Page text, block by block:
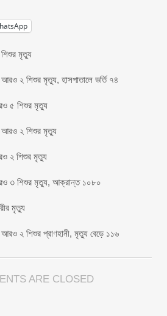
মৃত্যু
আরও ২ শিশুর মৃত্যু, হাসপাতালে ভর্তি ৭৪
৫ শিশুর মৃত্যু
আরও ২ শিশুর মৃত্যু
২ শিশুর মৃত্যু
৩ শিশুর মৃত্যু, আক্রান্ত ১০৮০
মৃত্যু
আরও ২ শিশুর প্রাণহানী, মৃত্যু বেড়ে ১১৬
ARE CLOSED